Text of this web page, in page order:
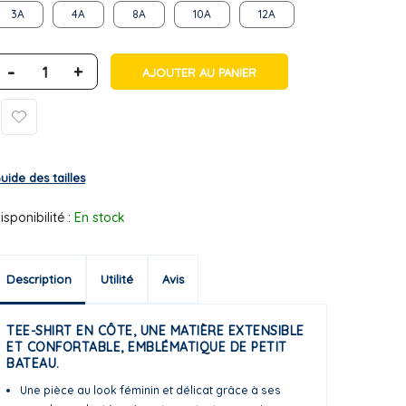
3A 4A 8A 10A 12A
- + AJOUTER AU PANIER
des tailles
: En stock
Description Utilité Avis
TEE-SHIRT EN CÔTE, UNE MATIÈRE EXTENSIBLE
ET CONFORTABLE, EMBLÉMATIQUE DE PETIT
BATEAU.
Une pièce au look féminin et délicat grâce à ses